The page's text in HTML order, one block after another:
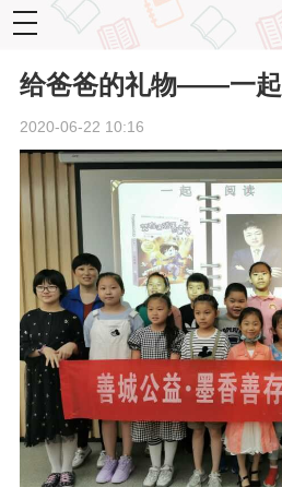
toggle
navigation
给爸爸的礼物——一
2020-06-22 10:16